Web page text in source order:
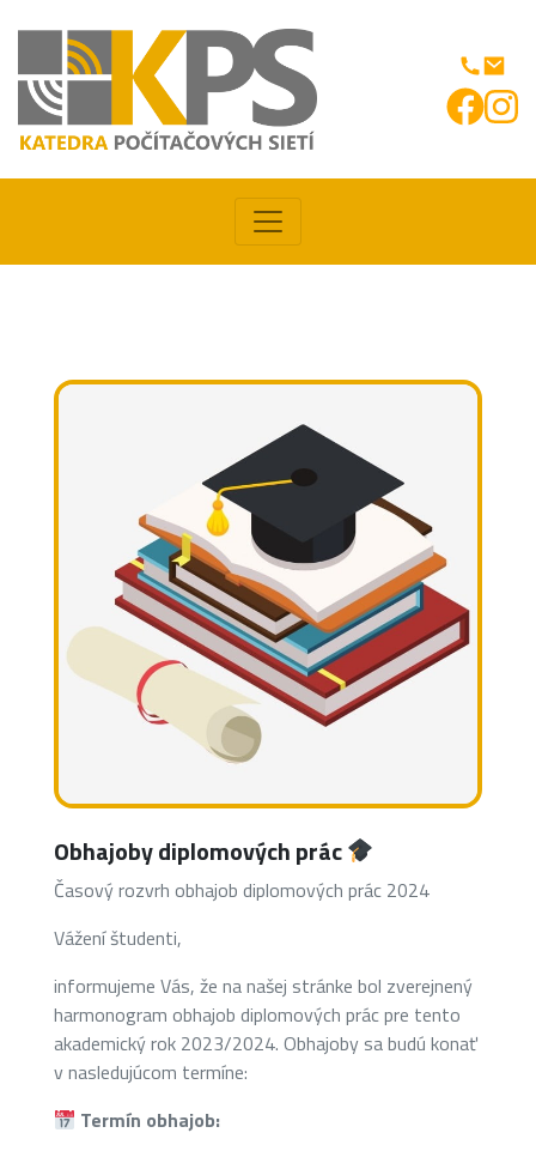
Obhajoby diplomových prác
Časový rozvrh obhajob diplomových prác 2024
Vážení študenti,
informujeme Vás, že na našej stránke bol zverejnený
harmonogram obhajob diplomových prác pre tento
akademický rok 2023/2024. Obhajoby sa budú konať
v nasledujúcom termíne:
Termín obhajob: